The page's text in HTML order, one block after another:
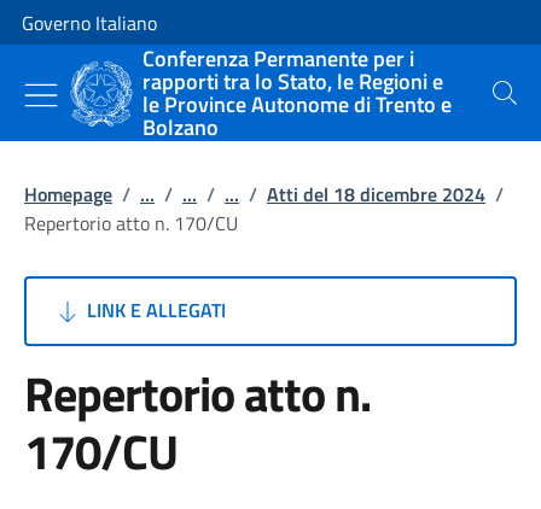
Vai al contenuto
Vai alla navigazione del sito
Governo Italiano
Conferenza Permanente per i
rapporti tra lo Stato, le Regioni e
le Province Autonome di Trento e
Bolzano
Cerca
Homepage / ... / ... / ... / Atti del 18 dicembre 2024 /
Repertorio atto n. 170/CU
LINK E ALLEGATI
Repertorio atto n.
170/CU